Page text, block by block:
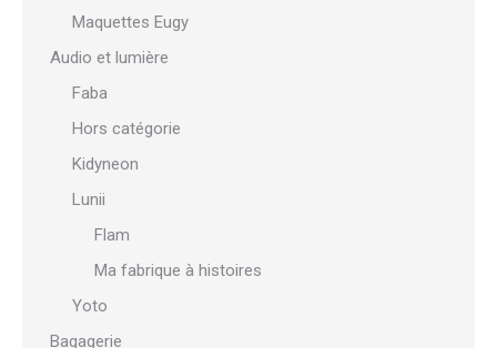
Maquettes Eugy
Audio et lumière
Faba
Hors catégorie
Kidyneon
Lunii
Flam
Ma fabrique à histoires
Yoto
Bagagerie